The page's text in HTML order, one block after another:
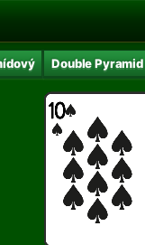
Double Pyramid